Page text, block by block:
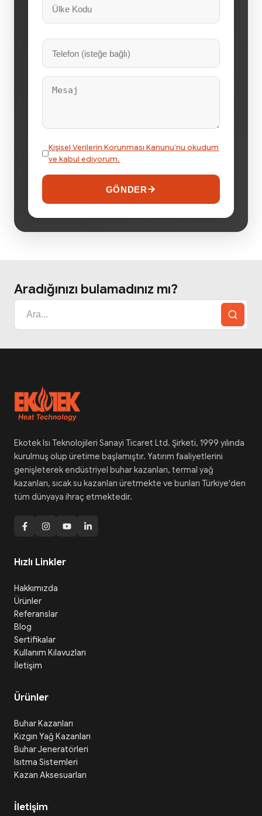
Kişisel Verilerin Korunması Kanunu’nu okudum
ve kabul ediyorum.
GÖNDER
Aradığınızı bulamadınız mı?
Ekotek Isı Teknolojileri Sanayi Ticaret Ltd. Şirketi, 1999 yılında
kurulmuş olup üretime başlamıştır. Yatırım faaliyetlerini
genişleterek endüstriyel buhar kazanları, termal yağ
kazanları, sıcak su kazanları üretmekte ve bunları Türkiye'den
tüm dünyaya ihraç etmektedir.
Hızlı Linkler
Hakkımızda
Ürünler
Referanslar
Blog
Sertifikalar
Kullanım Kılavuzları
İletişim
Ürünler
Buhar Kazanları
Kızgın Yağ Kazanları
Buhar Jeneratörleri
Isıtma Sistemleri
Kazan Aksesuarları
İletişim